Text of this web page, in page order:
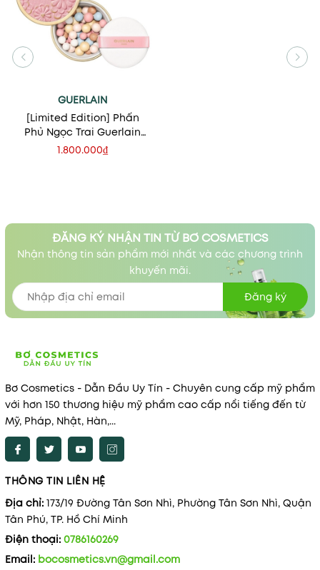
GUERLAIN
[Limited Edition] Phấn
Phủ Ngọc Trai Guerlain
Meteorites Blooming Glow
1.800.000₫
ĐĂNG KÝ NHẬN TIN TỪ BƠ COSMETICS
Nhận thông tin sản phẩm mới nhất và các chương trình
khuyến mãi.
Đăng ký
Bơ Cosmetics - Dẫn Đầu Uy Tín - Chuyên cung cấp mỹ phẩm
với hơn 150 thương hiệu mỹ phẩm cao cấp nổi tiếng đến từ
Mỹ, Pháp, Nhật, Hàn,...
THÔNG TIN LIÊN HỆ
Địa chỉ: 173/19 Đường Tân Sơn Nhì, Phường Tân Sơn Nhì, Quận
Tân Phú, TP. Hồ Chí Minh
Điện thoại: 0786160269
Email: bocosmetics.vn@gmail.com